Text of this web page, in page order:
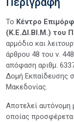
Το Κέντρο
(Κ.Ε.ΔΙ.ΒΙ.Μ.) του
αρμόδιο και
άρθρου 48 του ν.
απόφαση αριθμ.
Δομή Εκπαίδευσης
Μακεδονίας.
Αποτελεί αυτόνομη
οποίας